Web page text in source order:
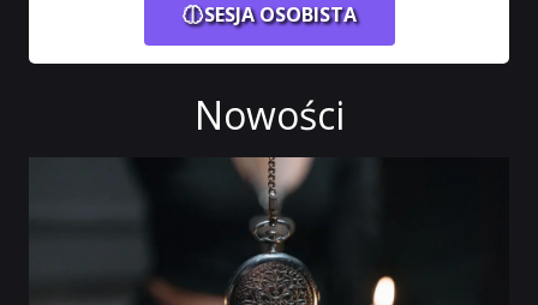
SESJA OSOBISTA
Nowości